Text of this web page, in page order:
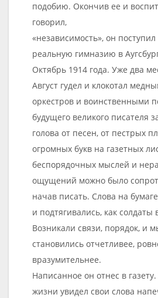
подобию. Окончив ее и
говорил,
«независимость», он поступил
реальную гимназию в
Октябрь 1914 года. Уже два
Август гудел и клокотал
оркестров и воинственными
будущего великого писателя
голова от песен, от пестрых
огромных букв на газетных
беспорядочных мыслей и
ощущений можно было
начав писать. Слова на
и подтягивались, как солдаты
Возникали связи, порядок, и
становились отчетливее,
вразумительнее.
Написанное он отнес в
жизни увидел свои слова